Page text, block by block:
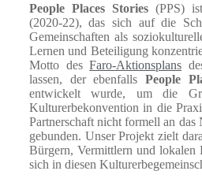
People Places Stories(PPS) ist
(2020-22), das sich auf die
Gemeinschaften als
Lernen und Beteiligung
Motto desFaro-Aktionsplans
lassen, der ebenfallsPeople
entwickelt wurde, um die
Kulturerbekonvention in die
Partnerschaft nicht formell an das
gebunden. Unser Projekt zielt
Bürgern, Vermittlern und lokalen
sich in diesen